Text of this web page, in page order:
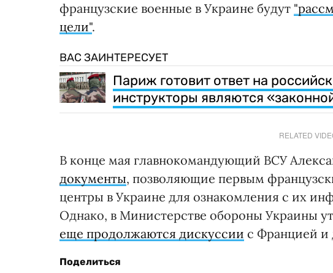
французские военные в Украине будут
цели".
ВАС ЗАИНТЕРЕСУЕТ
Париж готовит ответ на
инструкторы являются
RELATED
В конце мая главнокомандующий ВСУ
документы, позволяющие первым
центры в Украине для ознакомления с их
Однако, в Министерстве обороны Украины
еще продолжаются дискуссии с Францией и
Поделиться